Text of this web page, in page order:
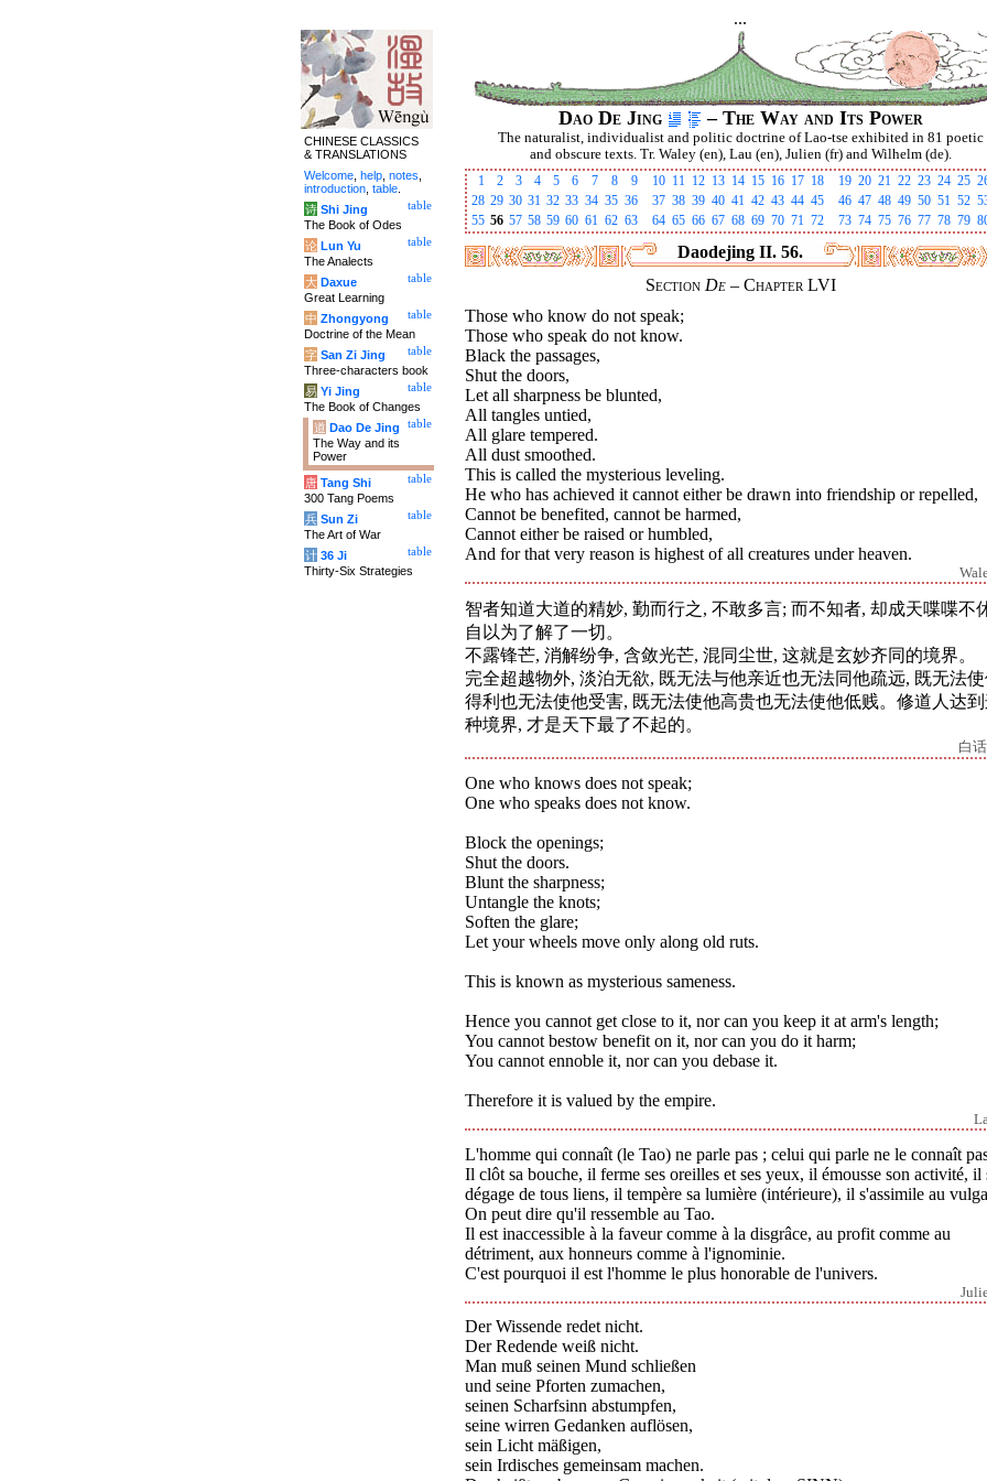
...
Dao De Jing – The Way and Its Power
The naturalist, individualist and politic doctrine of Lao-tse exhibited in 81 poetic
and obscure texts. Tr. Waley (en), Lau (en), Julien (fr) and Wilhelm (de).
1
2 3 4 5 6 7 8 9 10 11 12 13 14 15 16 17 18 19 20 21 22 23 24 25
28 29 30 31 32 33 34 35 36 37 38 39 40 41 42 43 44 45 46 47 48 49 50 51 52
55 56 57 58 59 60 61 62 63 64 65 66 67 68 69 70 71 72 73 74 75 76 77 78 79
Daodejing II. 56.
Section De– Chapter LVI
Those who know do not speak;
Those who speak do not know.
Black the passages,
Shut the doors,
Let all sharpness be blunted,
All tangles untied,
All glare tempered.
All dust smoothed.
This is called the mysterious leveling.
He who has achieved it cannot either be drawn into friendship or repelled,
Cannot be benefited, cannot be harmed,
Cannot either be raised or humbled,
And for that very reason is highest of all creatures under heaven.
智者知道大道的精妙, 勤而行之, 不敢多言; 而不知者, 却成天喋喋不
自以为了解了一切。
不露锋芒, 消解纷争, 含敛光芒, 混同尘世, 这就是玄妙齐同的境界。
完全超越物外, 淡泊无欲, 既无法与他亲近也无法同他疏远, 既无法
得利也无法使他受害, 既无法使他高贵也无法使他低贱。修道人达
种境界, 才是天下最了不起的。
白
One who knows does not speak;
One who speaks does not know.
Block the openings;
Shut the doors.
Blunt the sharpness;
Untangle the knots;
Soften the glare;
Let your wheels move only along old ruts.
This is known as mysterious sameness.
Hence you cannot get close to it, nor can you keep it at arm's length;
You cannot bestow benefit on it, nor can you do it harm;
You cannot ennoble it, nor can you debase it.
Therefore it is valued by the empire.
L'homme qui connaît (le Tao) ne parle pas ; celui qui parle ne le connaît
Il clôt sa bouche, il ferme ses oreilles et ses yeux, il émousse son activité, il
dégage de tous liens, il tempère sa lumière (intérieure), il s'assimile au
On peut dire qu'il ressemble au Tao.
Il est inaccessible à la faveur comme à la disgrâce, au profit comme au
détriment, aux honneurs comme à l'ignominie.
C'est pourquoi il est l'homme le plus honorable de l'univers.
Der Wissende redet nicht.
Der Redende weiß nicht.
Man muß seinen Mund schließen
und seine Pforten zumachen,
seinen Scharfsinn abstumpfen,
seine wirren Gedanken auflösen,
sein Licht mäßigen,
sein Irdisches gemeinsam machen.
CHINESE CLASSICS
& TRANSLATIONS
Welcome help notes
introduction table
table
诗 Shi Jing
The Book of Odes
table
论 Lun Yu
The Analects
table
大 Daxue
Great Learning
table
中 Zhongyong
Doctrine of the Mean
table
字 San Zi Jing
Three-characters book
table
易 Yi Jing
The Book of Changes
table
道 Dao De Jing
The Way and its
Power
table
唐 Tang Shi
300 Tang Poems
table
兵 Sun Zi
The Art of War
table
计 36 Ji
Thirty-Six Strategies